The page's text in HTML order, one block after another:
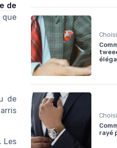
de
que
de
Les
rayé